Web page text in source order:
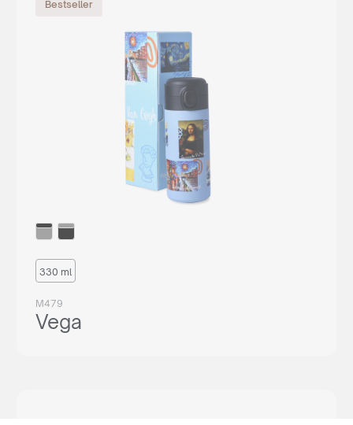
Bestseller
330 ml
M479
Vega